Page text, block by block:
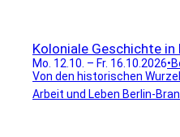
Koloniale Geschichte
Mo. 12.10. – Fr. 16.10.2026•
Von den historischen
Arbeit und Leben Berlin-